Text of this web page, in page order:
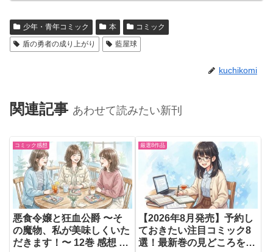
少年・青年コミック 本
コミック
盾の勇者の成り上がり
藍屋球
kuchikomi
関連記事 あわせて読みたい新刊
コミック感想
悪食令嬢と狂血公爵 〜そ
の魔物、私が美味しくいた
だきます！〜 12巻 感想 ネ
厳選8作品
【2026年8月発売】予約し
ておきたい注目コミック8
選！最新巻の見どころをま